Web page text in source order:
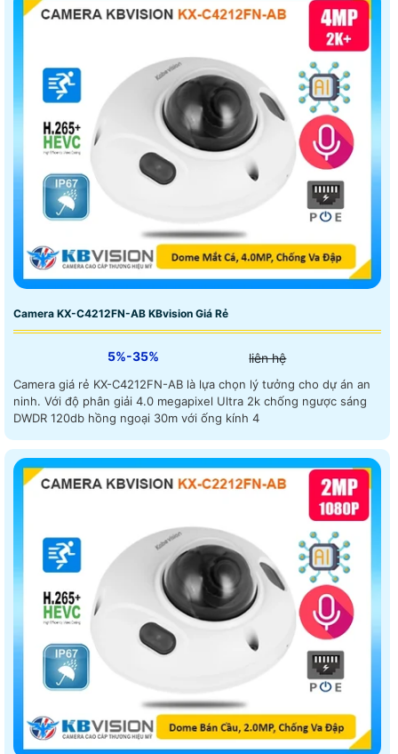
Camera KX-C4212FN-AB KBvision Giá Rẻ
5%-35% liên hệ
Camera giá rẻ KX-C4212FN-AB là lựa chọn lý tưởng cho dự án an
ninh. Với độ phân giải 4.0 megapixel Ultra 2k chống ngược sáng
DWDR 120db hồng ngoại 30m với ống kính 4